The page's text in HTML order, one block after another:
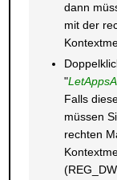
dann
mit der
"
Falls
müssen
rechten